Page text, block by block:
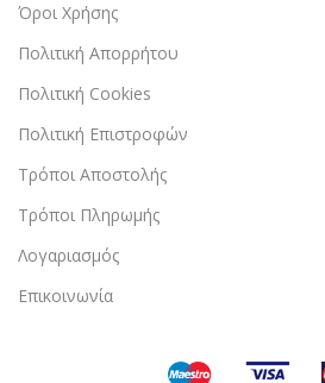
Όροι Χρήσης
Πολιτική Απορρήτου
Πολιτική Cookies
Πολιτική Επιστροφών
Τρόποι Αποστολής
Τρόποι Πληρωμής
Λογαριασμός
Επικοινωνία